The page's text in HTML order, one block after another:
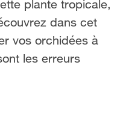
plante tropicale,
dans cet
vos orchidées à
les erreurs